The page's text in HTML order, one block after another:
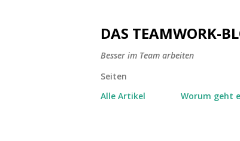
DAS TEAMWORK-
Besser im Team arbeiten
Seiten
Alle Artikel
Worum geht